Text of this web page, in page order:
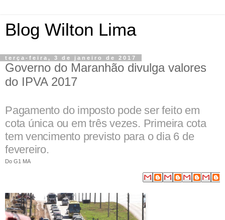
Blog Wilton Lima
terça-feira, 3 de janeiro de 2017
Governo do Maranhão divulga valores
do IPVA 2017
Pagamento do imposto pode ser feito em
cota única ou em três vezes. Primeira cota
tem vencimento previsto para o dia 6 de
fevereiro.
Do G1 MA